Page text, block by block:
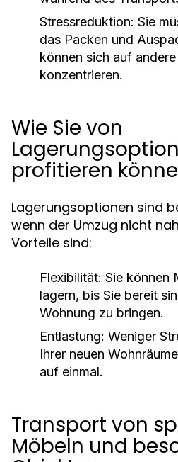
Stressreduktion: Sie
das Packen und
können sich auf
konzentrieren.
Wie Sie von
profitieren
Lagerungsoptionen sind
wenn der Umzug nicht
Vorteile sind:
Flexibilität: Sie können
lagern, bis Sie bereit
Wohnung zu bringen.
Entlastung: Weniger
Ihrer neuen
auf einmal.
Transport von
Möbeln und